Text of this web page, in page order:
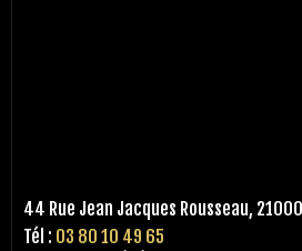
44 Rue Jean Jacques Rousseau,
Tél : 03 80 10 49 65